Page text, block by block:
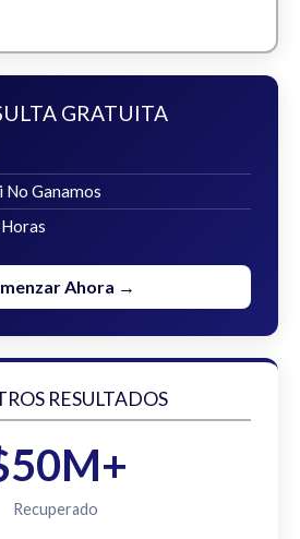
GRATUITA
No Ganamos
Ahora →
RESULTADOS
Recuperado